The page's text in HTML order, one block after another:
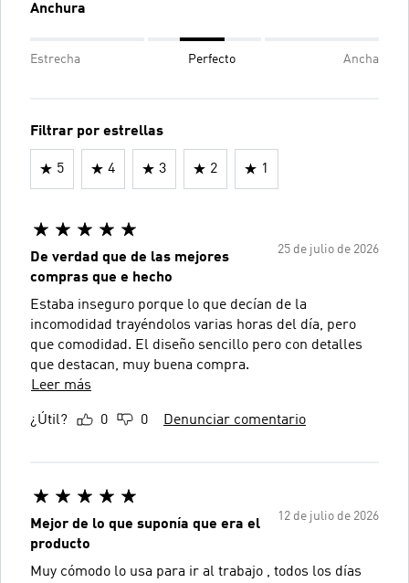
Anchura
Estrecha Perfecto Ancha
Filtrar por estrellas
5 4 3 2 1
25 de julio de 2026
De verdad que de las mejores
compras que e hecho
Estaba inseguro porque lo que decían de la
incomodidad trayéndolos varias horas del día, pero
que comodidad. El diseño sencillo pero con detalles
que destacan, muy buena compra.
Leer más
¿Útil? 0 0 Denunciar comentario
12 de julio de 2026
Mejor de lo que suponía que era el
producto
Muy cómodo lo usa para ir al trabajo , todos los días